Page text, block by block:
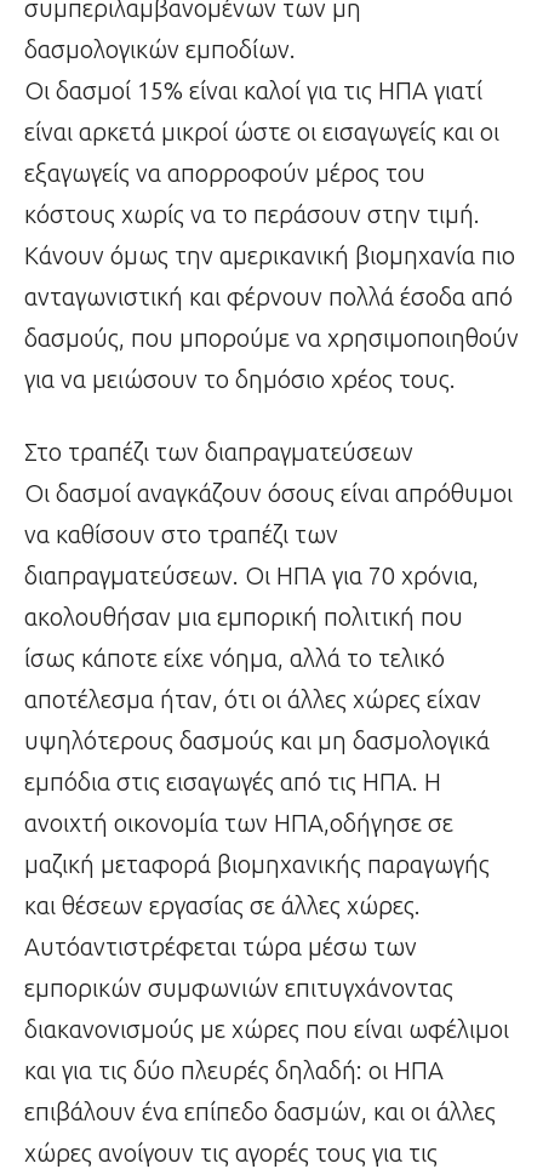
συμπεριλαμβανομένων των μη
δασμολογικών εμποδίων.
Οι δασμοί 15% είναι καλοί για τις ΗΠΑ γιατί
είναι αρκετά μικροί ώστε οι εισαγωγείς και οι
εξαγωγείς να απορροφούν μέρος του
κόστους χωρίς να το περάσουν στην τιμή.
Κάνουν όμως την αμερικανική βιομηχανία πιο
ανταγωνιστική και φέρνουν πολλά έσοδα από
δασμούς, που μπορούμε να χρησιμοποιηθούν
για να μειώσουν το δημόσιο χρέος τους.
Στο τραπέζι των διαπραγματεύσεων
Οι δασμοί αναγκάζουν όσους είναι απρόθυμοι
να καθίσουν στο τραπέζι των
διαπραγματεύσεων. Οι ΗΠΑ για 70 χρόνια,
ακολουθήσαν μια εμπορική πολιτική που
ίσως κάποτε είχε νόημα, αλλά το τελικό
αποτέλεσμα ήταν, ότι οι άλλες χώρες είχαν
υψηλότερους δασμούς και μη δασμολογικά
εμπόδια στις εισαγωγές από τις ΗΠΑ. Η
ανοιχτή οικονομία των ΗΠΑ,οδήγησε σε
μαζική μεταφορά βιομηχανικής παραγωγής
και θέσεων εργασίας σε άλλες χώρες.
Αυτόαντιστρέφεται τώρα μέσω των
εμπορικών συμφωνιών επιτυγχάνοντας
διακανονισμούς με χώρες που είναι ωφέλιμοι
και για τις δύο πλευρές δηλαδή: οι ΗΠΑ
επιβάλουν ένα επίπεδο δασμών, και οι άλλες
χώρες ανοίγουν τις αγορές τους για τις